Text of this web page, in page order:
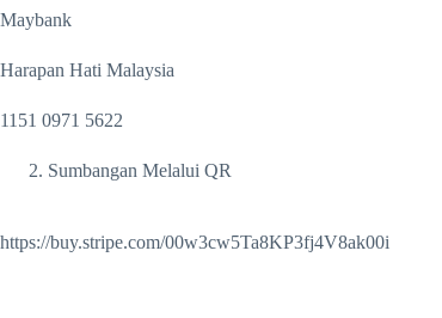
Maybank
Harapan Hati Malaysia
1151 0971 5622
Sumbangan Melalui QR
https://buy.stripe.com/00w3cw5Ta8KP3fj4V8ak00i